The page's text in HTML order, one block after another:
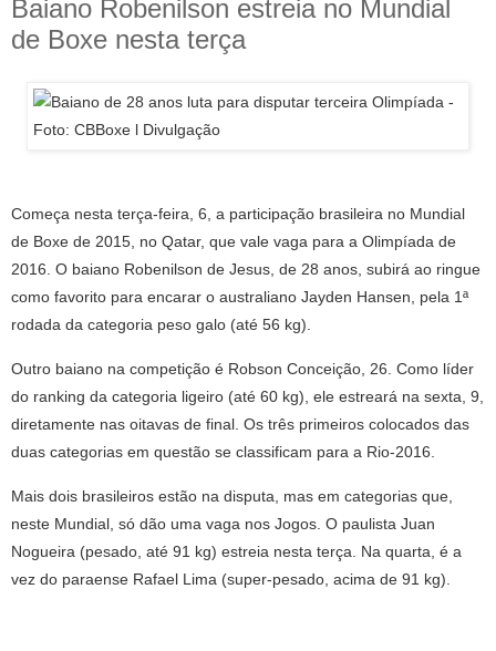
Baiano Robenilson estreia no Mundial
de Boxe nesta terça
Começa nesta terça-feira, 6, a participação brasileira no Mundial
de Boxe de 2015, no Qatar, que vale vaga para a Olimpíada de
2016. O baiano Robenilson de Jesus, de 28 anos, subirá ao ringue
como favorito para encarar o australiano Jayden Hansen, pela 1ª
rodada da categoria peso galo (até 56 kg).
Outro baiano na competição é Robson Conceição, 26. Como líder
do ranking da categoria ligeiro (até 60 kg), ele estreará na sexta, 9,
diretamente nas oitavas de final. Os três primeiros colocados das
duas categorias em questão se classificam para a Rio-2016.
Mais dois brasileiros estão na disputa, mas em categorias que,
neste Mundial, só dão uma vaga nos Jogos. O paulista Juan
Nogueira (pesado, até 91 kg) estreia nesta terça. Na quarta, é a
vez do paraense Rafael Lima (super-pesado, acima de 91 kg).